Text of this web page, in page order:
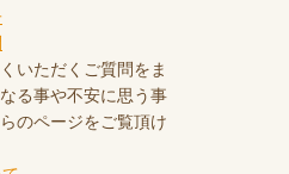
いただくご質問をま
る事や不安に思う事
のページをご覧頂け